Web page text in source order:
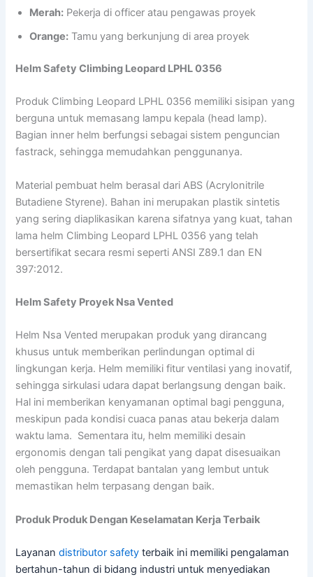
Merah: Pekerja di officer atau pengawas proyek
Orange: Tamu yang berkunjung di area proyek
Helm Safety Climbing Leopard LPHL 0356
Produk Climbing Leopard LPHL 0356 memiliki sisipan yang
berguna untuk memasang lampu kepala (head lamp).
Bagian inner helm berfungsi sebagai sistem penguncian
fastrack, sehingga memudahkan penggunanya.
Material pembuat helm berasal dari ABS (Acrylonitrile
Butadiene Styrene). Bahan ini merupakan plastik sintetis
yang sering diaplikasikan karena sifatnya yang kuat, tahan
lama helm Climbing Leopard LPHL 0356 yang telah
bersertifikat secara resmi seperti ANSI Z89.1 dan EN
397:2012.
Helm Safety Proyek Nsa Vented
Helm Nsa Vented merupakan produk yang dirancang
khusus untuk memberikan perlindungan optimal di
lingkungan kerja. Helm memiliki fitur ventilasi yang inovatif,
sehingga sirkulasi udara dapat berlangsung dengan baik.
Hal ini memberikan kenyamanan optimal bagi pengguna,
meskipun pada kondisi cuaca panas atau bekerja dalam
waktu lama. Sementara itu, helm memiliki desain
ergonomis dengan tali pengikat yang dapat disesuaikan
oleh pengguna. Terdapat bantalan yang lembut untuk
memastikan helm terpasang dengan baik.
Produk Produk Dengan Keselamatan Kerja Terbaik
Layanandistributor safety terbaik ini memiliki pengalaman
bertahun-tahun di bidang industri untuk menyediakan